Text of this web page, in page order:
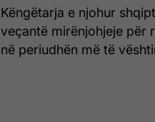
Këngëtarja e njohur
veçantë mirënjohjeje për
në periudhën më të